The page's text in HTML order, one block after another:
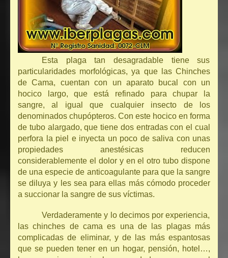
Esta plaga tan desagradable tiene sus
particularidades morfológicas, ya que las Chinches
de Cama, cuentan con un aparato bucal con un
hocico largo, que está refinado para chupar la
sangre, al igual que cualquier insecto de los
denominados chupópteros. Con este hocico en forma
de tubo alargado, que tiene dos entradas con el cual
perfora la piel e inyecta un poco de saliva con unas
propiedades anestésicas reducen
considerablemente el dolor y en el otro tubo dispone
de una especie de anticoagulante para que la sangre
se diluya y les sea para ellas más cómodo proceder
a succionar la sangre de sus víctimas.
Verdaderamente y lo decimos por experiencia,
las chinches de cama es una de las plagas más
complicadas de eliminar, y de las más espantosas
que se pueden tener en un hogar, pensión, hotel…,